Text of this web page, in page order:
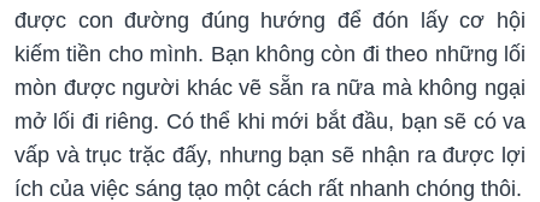
được con đường đúng hướng để đón lấy cơ hội
kiếm tiền cho mình. Bạn không còn đi theo những lối
mòn được người khác vẽ sẵn ra nữa mà không ngại
mở lối đi riêng. Có thể khi mới bắt đầu, bạn sẽ có va
vấp và trục trặc đấy, nhưng bạn sẽ nhận ra được lợi
ích của việc sáng tạo một cách rất nhanh chóng thôi.